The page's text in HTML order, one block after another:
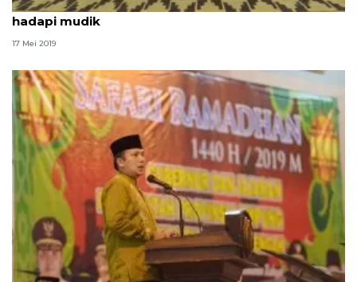
Gubernur minta Pemkab Lampung Selatan siap
hadapi mudik
17 Mei 2019